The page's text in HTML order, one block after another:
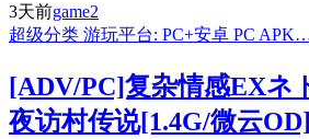
3天前game2
超级分类 游玩平台: PC+安卓 PC
[ADV/PC]复杂情感EXネ
夜访村传说[1.4G/微云OD]